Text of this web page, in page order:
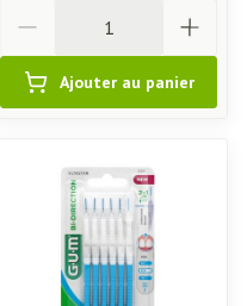
Ajouter au panier